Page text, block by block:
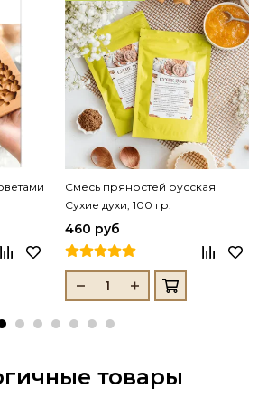
Смесь пряностей русская
Сухие духи, 100 гр.
460 руб
товары